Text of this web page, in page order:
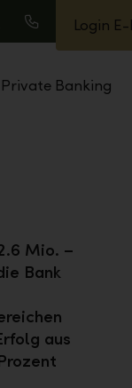
Anrufen
Login
Private Banking
Mio. –
Bank
aus